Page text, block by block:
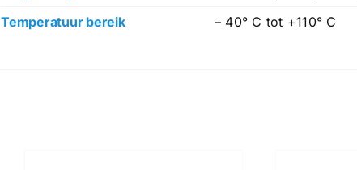
Temperatuur bereik
– 40° C tot +110° C